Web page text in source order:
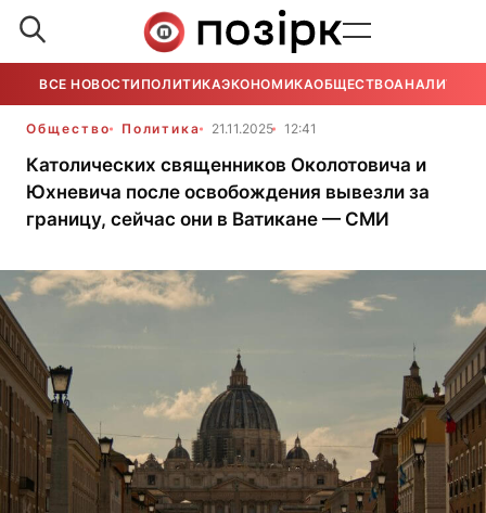
ВСЕ НОВОСТИ ПОЛИТИКАЭКОНОМИКАОБЩЕСТВОАНАЛИТИКА
Общество Политика 21.11.2025 12:41
Католических священников Околотовича и
Юхневича после освобождения вывезли за
границу, сейчас они в Ватикане — СМИ